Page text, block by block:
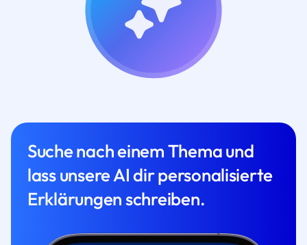
Suche nach einem Thema und
lass unsere AI dir personalisierte
Erklärungen schreiben.